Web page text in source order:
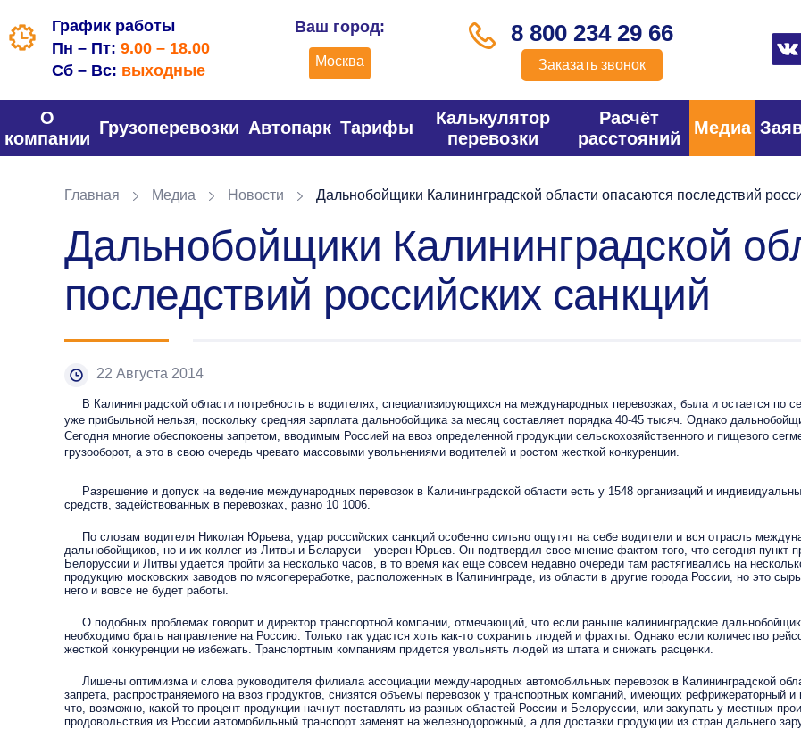
График работы
Пн – Пт: 9.00 – 18.00
Сб – Вс: выходные
Ваш город:
Москва
8 800 234 29 66
Заказать звонок
О
компании
Грузоперевозки Автопарк Тарифы
Калькулятор
перевозки
Расчёт
расстояний
Медиа
Главная Медиа Новости Дальнобойщики Калининградской области опасаются последствий
Дальнобойщики Калининградской
последствий российских санкций
22 Августа 2014
В Калининградской области потребность в водителях, специализирующихся на международных перевозках, была и остается по
уже прибыльной нельзя, поскольку средняя зарплата дальнобойщика за месяц составляет порядка 40-45 тысяч. Однако
Сегодня многие обеспокоены запретом, вводимым Россией на ввоз определенной продукции сельскохозяйственного и пищевого
грузооборот, а это в свою очередь чревато массовыми увольнениями водителей и ростом жесткой конкуренции.
Разрешение и допуск на ведение международных перевозок в Калининградской области есть у 1548 организаций и
средств, задействованных в перевозках, равно 10 1006.
По словам водителя Николая Юрьева, удар российских санкций особенно сильно ощутят на себе водители и вся отрасль
дальнобойщиков, но и их коллег из Литвы и Беларуси – уверен Юрьев. Он подтвердил свое мнение фактом того, что сегодня пункт
Белоруссии и Литвы удается пройти за несколько часов, в то время как еще совсем недавно очереди там растягивались на
продукцию московских заводов по мясопереработке, расположенных в Калининграде, из области в другие города России, но это
него и вовсе не будет работы.
О подобных проблемах говорит и директор транспортной компании, отмечающий, что если раньше калининградские
необходимо брать направление на Россию. Только так удастся хоть как-то сохранить людей и фрахты. Однако если количество
жесткой конкуренции не избежать. Транспортным компаниям придется увольнять людей из штата и снижать расценки.
Лишены оптимизма и слова руководителя филиала ассоциации международных автомобильных перевозок в Калининградской
запрета, распространяемого на ввоз продуктов, снизятся объемы перевозок у транспортных компаний, имеющих рефрижераторный
что, возможно, какой-то процент продукции начнут поставлять из разных областей России и Белоруссии, или закупать у местных
продовольствия из России автомобильный транспорт заменят на железнодорожный, а для доставки продукции из стран дальнего